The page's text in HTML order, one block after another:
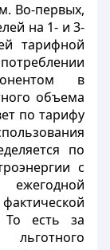
Во-первых,
на 1- и 3-
тарифной
в
объема
по тарифу
по
с
есть за